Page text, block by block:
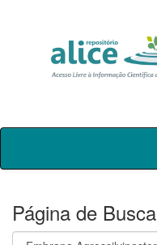
Skip
Página de Busca